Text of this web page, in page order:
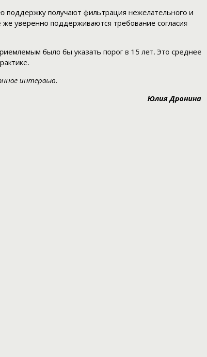
поддержку получают фильтрация нежелательного и
уверенно поддерживаются требование согласия
было бы указать порог в 15 лет. Это среднее
интервью.
Юлия Дронина